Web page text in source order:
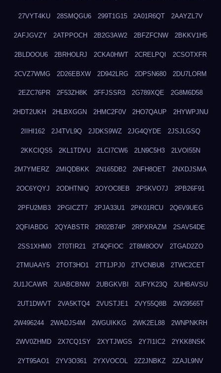
27VYT4KU 28SMQGU6 299T1G15 2A01R6QT 2AAYZL7V
2AFJGVZY 2ATPPOCH 2B2G3AW2 2BFZFCNW 2BKKV1H5
2BLDOOU6 2BRHOLRJ 2CKA0HWT 2CRELPQI 2CSOTXFR
2CVZ7WMG 2D26EBXW 2D942LRG 2DPSN680 2DU7LORM
2EZC76PR 2F53ZH8K 2FFJSSR3 2G789XQE 2G8M6D58
2HDT2UKH 2HLBXGGN 2HMC2F0V 2HO7QAUP 2HYWPJNU
2IIHI162 2J4TVL9Q 2JDKS9WZ 2JG4QYDE 2JSJLGSQ
2KKCIQS5 2KL1TDVU 2LCI7CW6 2LN9C5H3 2LVOI55N
2M7YMERZ 2MIQDBKK 2N165DB2 2NFH8OET 2NXDJSMA
2OC6YQYJ 2ODHTNIQ 2OYOC8EB 2P5KVO7J 2PB26F91
2PFU2MB3 2PGICZT7 2PJA33U1 2PK01RCU 2Q6V9UEG
2QFIABDG 2QYABSTR 2R02B74P 2RPXRAZM 2SAV54DE
2SS1XHM0 2T0TIR21 2T4QFIOC 2T8M8OOV 2TGAD2ZO
2TMUAAY5 2TOT3HO1 2TT1JPJ0 2TVCNBU8 2TWC2CET
2U1JCAWR 2UABCBNW 2UBGKVBI 2UFYK23Q 2UHBAVSU
2UT1DWVT 2VA5KTQ4 2VUSTJE1 2VY55Q8B 2W29565T
2W496244 2WADJS4M 2WGUIKKG 2WK2EL88 2WNPNKRH
2WV0ZHMD 2X7CQ1SY 2XYTJWGS 2Y7I1IC2 2YKK8NSK
2YT95AO1 2YV3O361 2YXVOCOL 2Z2JNBKZ 2ZAJL9NV